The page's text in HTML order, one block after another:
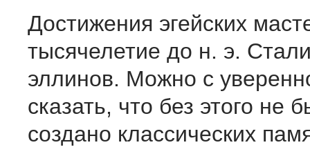
Достижения эгейских
тысячелетие до н. э.
эллинов. Можно с
сказать, что без этого не
создано классических